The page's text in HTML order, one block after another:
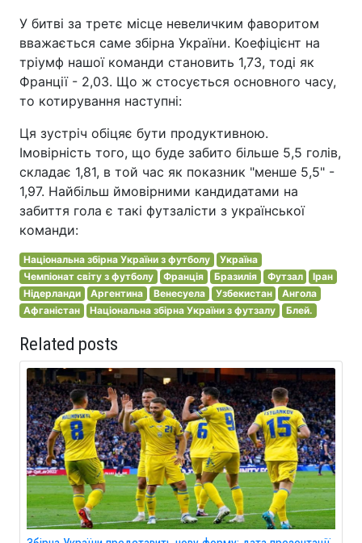
У битві за третє місце невеличким фаворитом
вважається саме збірна України. Коефіцієнт на
тріумф нашої команди становить 1,73, тоді як
Франції - 2,03. Що ж стосується основного часу,
то котирування наступні:
Ця зустріч обіцяє бути продуктивною.
Імовірність того, що буде забито більше 5,5 голів,
складає 1,81, в той час як показник "менше 5,5" -
1,97. Найбільш ймовірними кандидатами на
забиття гола є такі футзалісти з української
команди:
Національна збірна України з футболу
Україна
Чемпіонат світу з футболу
Франція Бразилія Футзал
Іран
Нідерланди
Аргентина Венесуела Узбекистан
Ангола
Афганістан
Національна збірна України з футзалу Блей.
Related posts